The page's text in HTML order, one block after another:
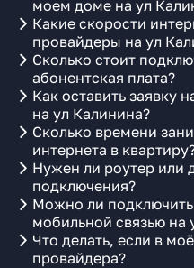
моем доме на ул
Какие скорости
провайдеры на ул
Сколько стоит
абонентская плата?
Как оставить заявку
на ул Калинина?
Сколько времени
интернета в
Нужен ли роутер или
подключения?
Можно ли подключить
мобильной связью на
Что делать, если в
провайдера?